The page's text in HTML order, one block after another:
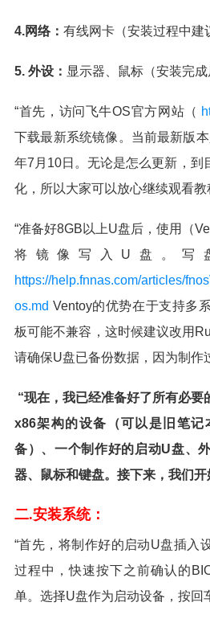
4.网络： 有线网卡（安装过程中建
5. 外设： 显示器、鼠标（安装完成
“首先，访问飞牛OS官方网站（
下载最新系统镜像。当前最新版
年7月10日。无论是怎么更新，到
化，所以大家可以放心继续观看教
“准备好8GB以上U盘后，使用（
将镜像写入U盘。写
https://help.fnnas.com/articles/
os.md Ventoy的优势在于支持多
板可能不兼容，这时候建议改用
请确保U盘已备份数据，因为制作
“现在，我已经准备好了所有必要
x86架构的设备（可以是旧笔记
备）、一个制作好的启动U盘、
器、鼠标和键盘。接下来，我们开
二.安装系统：
“首先，将制作好的启动U盘插入
过程中，快速按下之前确认的
单。选择U盘作为启动设备，按回